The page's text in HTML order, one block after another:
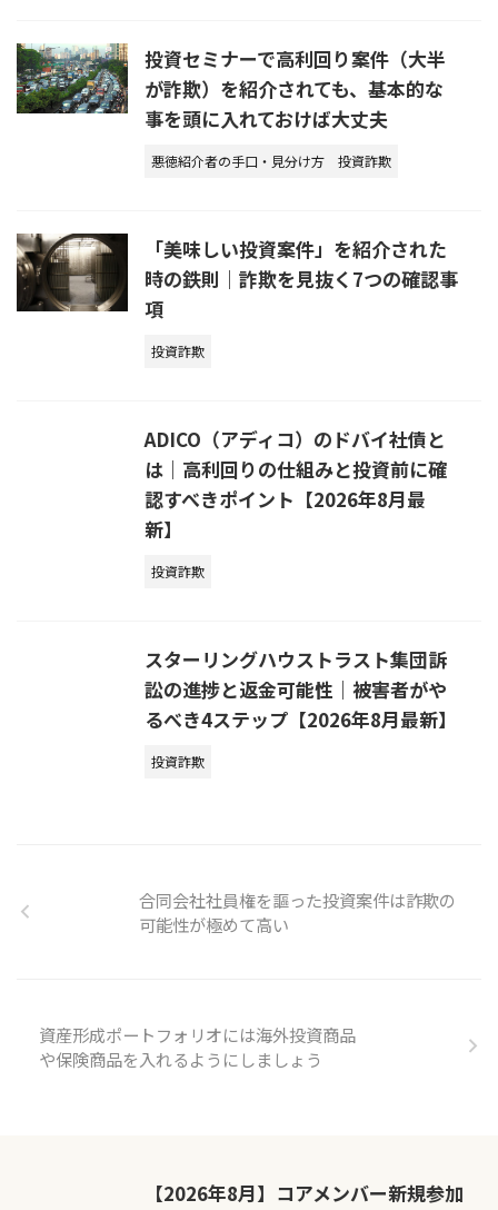
投資セミナーで高利回り案件（大半
が詐欺）を紹介されても、基本的な
事を頭に入れておけば大丈夫
悪徳紹介者の手口・見分け方 投資詐欺
「美味しい投資案件」を紹介された
時の鉄則｜詐欺を見抜く7つの確認事
項
投資詐欺
ADICO（アディコ）のドバイ社債と
は｜高利回りの仕組みと投資前に確
認すべきポイント【2026年8月最
新】
投資詐欺
スターリングハウストラスト集団訴
訟の進捗と返金可能性｜被害者がや
るべき4ステップ【2026年8月最新】
投資詐欺
合同会社社員権を謳った投資案件は詐欺の
可能性が極めて高い
資産形成ポートフォリオには海外投資商品
や保険商品を入れるようにしましょう
【2026年8月】コアメンバー新規参加